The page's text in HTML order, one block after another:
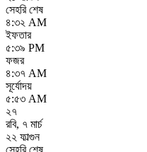
সেহরি শেষ
৪:৩২ AM
ইফতার
৫:৩৯ PM
ফজর
৪:৩৭ AM
সূর্যোদয়
৫:৫৩ AM
২৭
রবি, ৭ মার্চ
২২ ফাল্গুন
সেহরি শেষ